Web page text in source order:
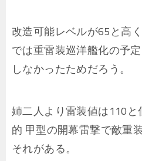
改造可能レベルが65と高
では重雷装巡洋艦化の予
しなかったためだろう。
姉二人より雷装値は110
的 甲型の開幕雷撃で敵重
それがある。